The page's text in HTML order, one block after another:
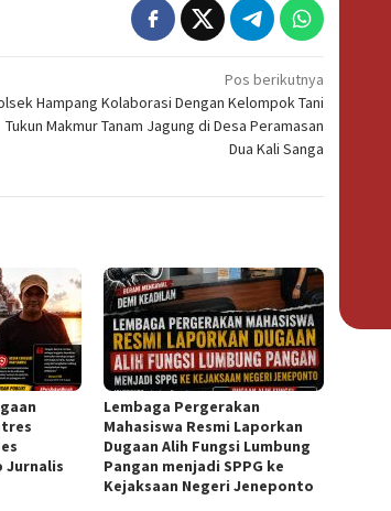
Pos berikutnya
Hampang Kolaborasi Dengan Kelompok Tani
Tukun Makmur Tanam Jagung di Desa Peramasan
Dua Kali Sanga
Jurnalis
Lembaga Pergerakan
Mahasiswa Resmi Laporkan
Dugaan Alih Fungsi Lumbung
Pangan menjadi SPPG ke
Kejaksaan Negeri Jeneponto